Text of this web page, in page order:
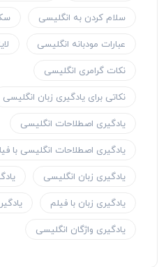
سلام کردن به انگلیسی
عبارات مودبانه انگلیسی
نکات گرامری انگلیسی
نکاتی برای یادگیری زبان انگلیسی
یادگیری اصطلاحات انگلیسی
یادگیری اصطلاحات انگلیسی با
یادگیری زبان انگلیسی
یادگیری زبان با فیلم
یادگیری واژگان انگلیسی